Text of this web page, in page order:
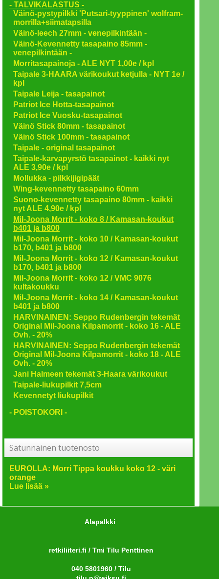
- TALVIKALASTUS -
Väinö-pystypilkki 'Putsari-tyyppinen' wolfram-
morrilla+siimatapsilla
Väinö-leech 27mm - venepilkintään -
Väinö-Kevennetty tasapaino 85mm -
venepilkintään -
Morritasapainoja - ALE NYT 1,00e / kpl
Taipale 3-HAARA värikoukut ketjulla - NYT 1e /
kpl
Taipale Leija - tasapainot
Patriot Ice Hotta-tasapainot
Patriot Ice Vuosku-tasapainot
Väinö Stick 80mm - tasapainot
Väinö Stick 100mm - tasapainot
Taipale - original tasapainot
Taipale-karvapyrstö tasapainot - kaikki nyt
ALE 3,90e / kpl
Mollukka - pilkkijigipäät
Wing-kevennetty tasapaino 60mm
Suono-kevennetty tasapaino 80mm - kaikki
nyt ALE 4,90e / kpl
Mil-Joona Morrit - koko 8 / Kamasan-koukut
b401 ja b800
Mil-Joona Morrit - koko 10 / Kamasan-koukut
b170, b401 ja b800
Mil-Joona Morrit - koko 12 / Kamasan-koukut
b170, b401 ja b800
Mil-Joona Morrit - koko 12 / VMC 9076
kultakoukku
Mil-Joona Morrit - koko 14 / Kamasan-koukut
b401 ja b800
HARVINAINEN: Seppo Rudenbergin tekemät
Original Mil-Joona Kilpamorrit - koko 16 - ALE
Ovh. - 20%
HARVINAINEN: Seppo Rudenbergin tekemät
Original Mil-Joona Kilpamorrit - koko 18 - ALE
Ovh. - 20%
Jani Halmeen tekemät 3-Haara värikoukut
Taipale-liukupilkit 7,5cm
Kevennetyt liukupilkit
- POISTOKORI -
Satunnainen tuotenosto
EUROLLA: Morri Tippa koukku koko 12 - väri
orange
Lue lisää »
Alapalkki
retkiliiteri.fi / Tmi Tilu Penttinen
040 5801960 / Tilu